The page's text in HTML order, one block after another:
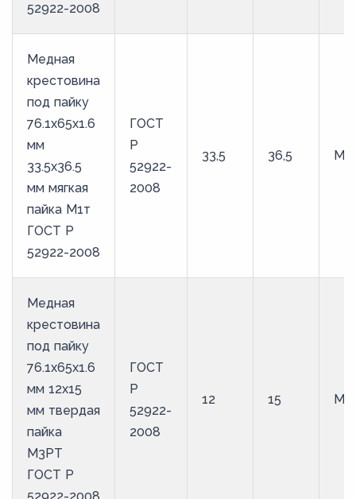
52922-2008
Медная
крестовина
под пайку
76.1х65х1.6
мм
33.5х36.5
мм мягкая
пайка М1т
ГОСТ Р
52922-2008
ГОСТ
Р
52922-
2008
33,5 36,5
Медная
крестовина
под пайку
76.1х65х1.6
мм 12х15
мм твердая
пайка
М3РТ
ГОСТ Р
ГОСТ
Р
52922-
2008
12 15